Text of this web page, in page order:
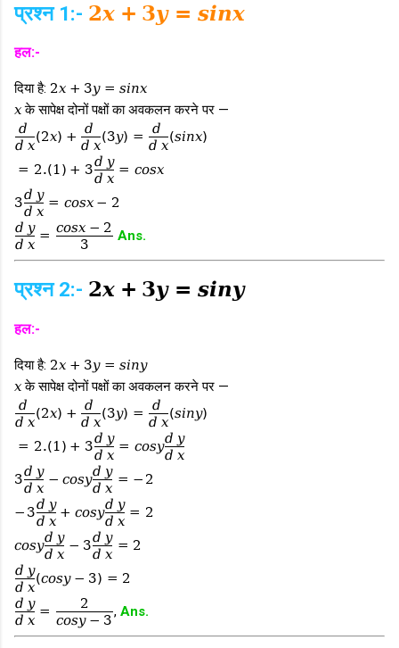
प्रश्न 1:- 2x + 3y = sinx
हल:-
दिया है: 2x + 3y = sinx
xके सापेक्ष दोनों पक्षों का अवकलन करने पर —
d
d x
(2x) + d
d x
(3y) =
d
d x
(sinx)
= 2.(1) + 3d y
d x
= cosx
3d y
d x
= cosx − 2
d y
d x
= cosx − 2
3
Ans.
प्रश्न 2:- 2x + 3y = siny
हल:-
दिया है: 2x + 3y = siny
xके सापेक्ष दोनों पक्षों का अवकलन करने पर —
d
d x
(2x) + d
d x
(3y) =
d
d x
(siny)
= 2.(1 ) + 3d y
d x
= cosyd y
d x
3d y
d x
− cosyd y
d x
= − 2
− 3d y
d x
+ cosyd y
d x
= 2
cosyd y
d x
− 3d y
d x
= 2
d y
d x
(cosy − 3) = 2
d y
d x
=
2
cosy − 3
, Ans.